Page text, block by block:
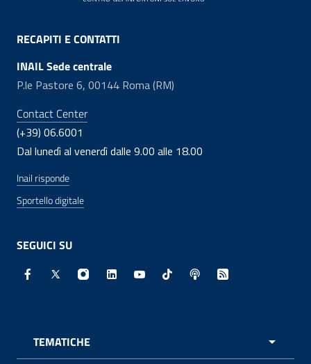
RECAPITI E CONTATTI
INAIL Sede centrale
P.le Pastore 6, 00144 Roma (RM)
Contact Center
(+39) 06.6001
Dal lunedì al venerdì dalle 9.00 alle 18.00
Inail risponde
Sportello digitale
SEGUICI SU
Facebook - Sito esterno - Apertura in nuova finestra
X - Sito esterno - Apertura in nuova finestra
Instagram - Sito esterno - Apertura in
Linkedin - Sito esterno - Apertura in
Youtube - Sito esterno -
TikTok - Sito esterno -
Spreaker - Sito
Feed RSS -
TEMATICHE